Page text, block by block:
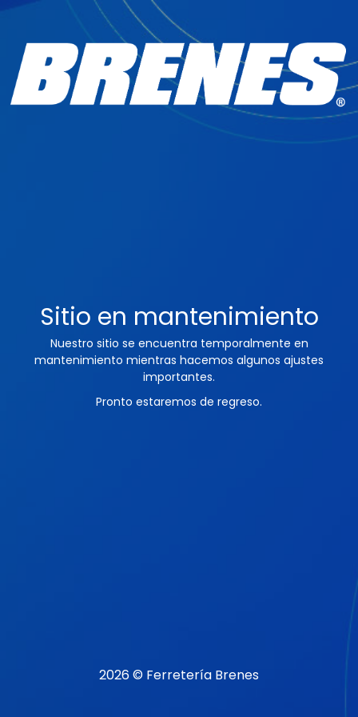
Sitio en mantenimiento
Nuestro sitio se encuentra temporalmente en
mantenimiento mientras hacemos algunos ajustes
importantes.
Pronto estaremos de regreso.
2026 © Ferretería Brenes